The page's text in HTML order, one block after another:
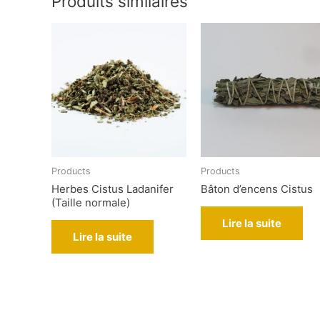
Products
Herbes Cistus Ladanifer
(Taille normale)
Lire la suite
Products
Bâton d’encens Cistus
Lire la suite